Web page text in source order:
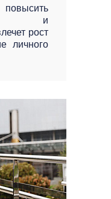
и
рост
личного